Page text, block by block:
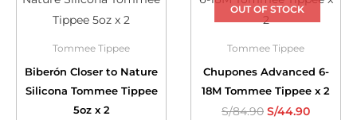
Tommee Tippee
Biberón Closer to Nature
Silicona Tommee Tippee
5oz x 2
OUT OF STOCK
Tommee Tippee
Chupones Advanced 6-
18M Tommee Tippee x 2
S/84.90 S/44.90